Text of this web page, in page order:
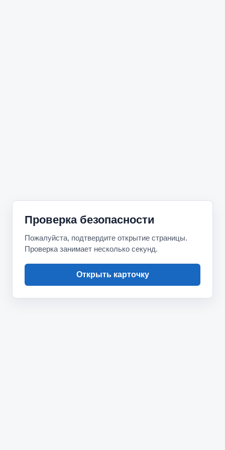
Проверка безопасности
Пожалуйста, подтвердите открытие страницы.
Проверка занимает несколько секунд.
Открыть карточку